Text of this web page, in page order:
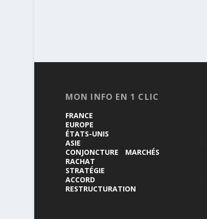
MON INFO EN 1 CLIC
FRANCE
EUROPE
ÉTATS-UNIS
ASIE
CONJONCTURE
MARCHÉS
RACHAT
STRATÉGIE
ACCORD
RESTRUCTURATION